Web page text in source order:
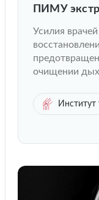
ПИМУ
Усилия
очищении
Институт